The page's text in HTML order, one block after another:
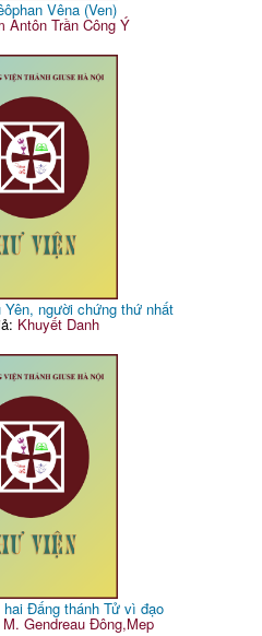
Vêna (Ven)
Antôn Trần Công Ý
người chứng thứ nhất
Khuyết Danh
Đấng thánh Tử vì đạo
M. Gendreau Đông,Mep